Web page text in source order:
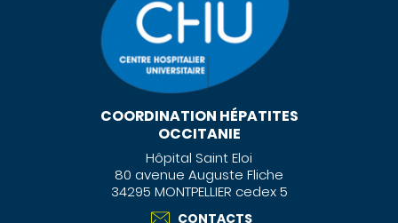
COORDINATION HÉPATITES
OCCITANIE
Hôpital Saint Eloi
80 avenue Auguste Fliche
34295 MONTPELLIER cedex 5
CONTACTS